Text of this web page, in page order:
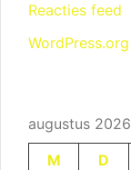
Reacties feed
WordPress.org
augustus 2026
M
D